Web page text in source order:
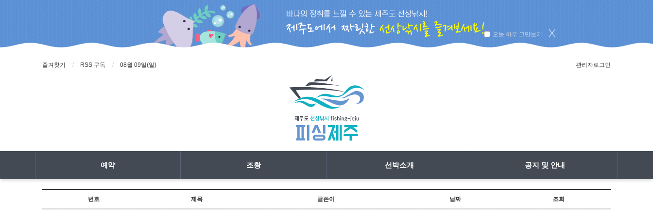
오늘 하루 그만보기
즐겨찾기 RSS 구독 08월 09일(일) 관리자로그인
예약 조황 선박소개 공지 및 안내
번호 제목 글쓴이 날짜 조회